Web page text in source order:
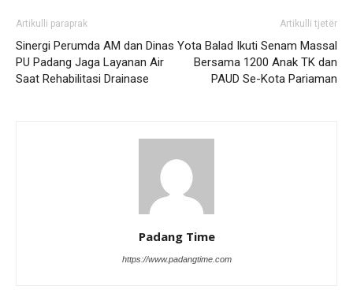
Artikulli paraprak
Sinergi Perumda AM dan Dinas
PU Padang Jaga Layanan Air
Saat Rehabilitasi Drainase
Artikulli tjetër
Yota Balad Ikuti Senam Massal
Bersama 1200 Anak TK dan
PAUD Se-Kota Pariaman
Padang Time
https://www.padangtime.com